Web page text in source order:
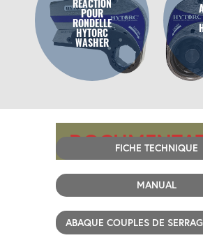
RÉACTION
POUR
RONDELLE
HYTORC
WASHER
FICHE TECHNIQUE
MANUAL